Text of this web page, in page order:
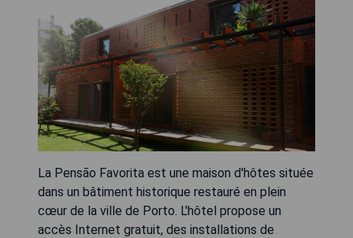
La Pensão Favorita est une maison d'hôtes située
dans un bâtiment historique restauré en plein
cœur de la ville de Porto. L'hôtel propose un
accès Internet gratuit, des installations de